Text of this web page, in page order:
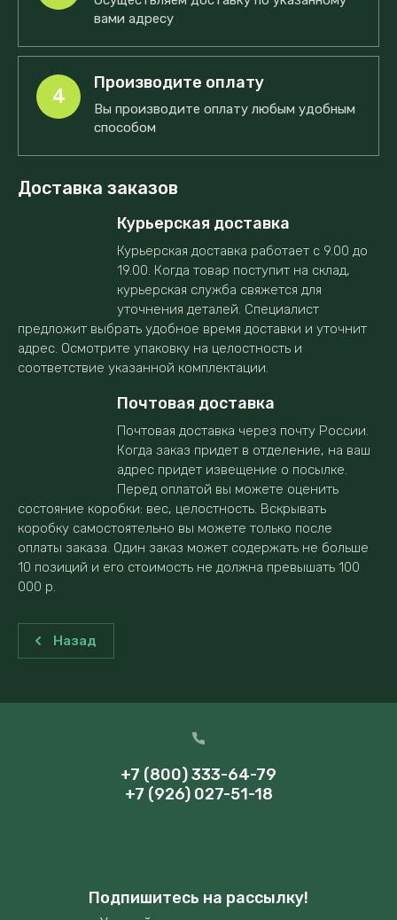
вами адресу
4
Производите оплату
Вы производите оплату любым удобным
способом
Доставка заказов
Курьерская доставка
Курьерская доставка работает с 9.00 до
19.00. Когда товар поступит на склад,
курьерская служба свяжется для
уточнения деталей. Специалист
предложит выбрать удобное время доставки и уточнит
адрес. Осмотрите упаковку на целостность и
соответствие указанной комплектации.
Почтовая доставка
Почтовая доставка через почту России.
Когда заказ придет в отделение, на ваш
адрес придет извещение о посылке.
Перед оплатой вы можете оценить
состояние коробки: вес, целостность. Вскрывать
коробку самостоятельно вы можете только после
оплаты заказа. Один заказ может содержать не больше
10 позиций и его стоимость не должна превышать 100
000 р.
Назад
+7 (800) 333-64-79
+7 (926) 027-51-18
Подпишитесь на рассылку!